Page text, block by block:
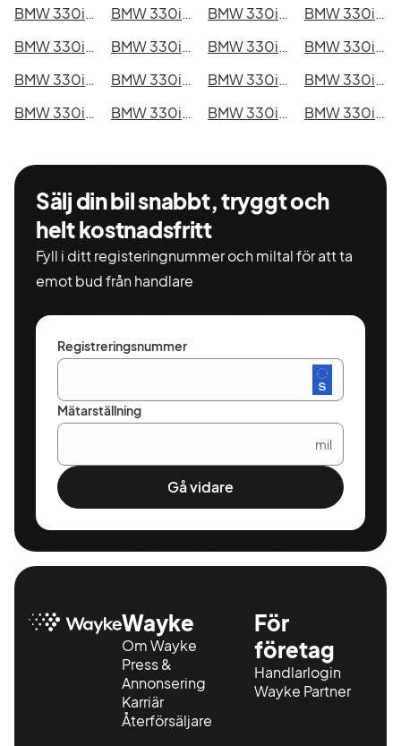
BMW 330i GT i Lund
BMW 330i GT i Mönsterås BMW 330i GT i Uddevalla
BMW 330i GT i Västervik
BMW 330i GT i Ystad
BMW 330i GT i Östersund BMW 330i GT i Borlänge
BMW 330i GT i Kiruna
BMW 330i GT i Nyköping
BMW 330i GT i Oskarshamn BMW 330i GT i Sigtuna
BMW 330i GT i Skellefteå
BMW 330i GT i Skövde
BMW 330i GT i Trollhättan BMW 330i GT i Alingsås BMW 330i GT i Båstad
Sälj din bil snabbt, tryggt och
helt kostnadsfritt
Fyll i ditt registeringnummer och miltal för att ta
emot bud från handlare
Registreringsnummer
Mätarställning
mil
Gå vidare
Wayke
Om Wayke
Press &
Annonsering
Karriär
Återförsäljare
För
företag
Handlarlogin
Wayke Partner